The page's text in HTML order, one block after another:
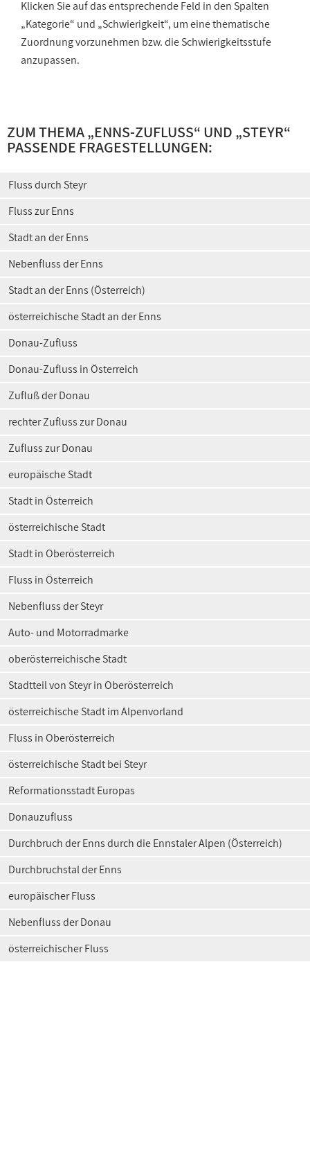
Klicken Sie auf das entsprechende Feld in den Spalten
„Kategorie“ und „Schwierigkeit“, um eine thematische
Zuordnung vorzunehmen bzw. die Schwierigkeitsstufe
anzupassen.
ZUM THEMA „ENNS-ZUFLUSS“ UND „STEYR“
PASSENDE FRAGESTELLUNGEN:
Fluss durch Steyr
Fluss zur Enns
Stadt an der Enns
Nebenfluss der Enns
Stadt an der Enns (Österreich)
österreichische Stadt an der Enns
Donau-Zufluss
Donau-Zufluss in Österreich
Zufluß der Donau
rechter Zufluss zur Donau
Zufluss zur Donau
europäische Stadt
Stadt in Österreich
österreichische Stadt
Stadt in Oberösterreich
Fluss in Österreich
Nebenfluss der Steyr
Auto- und Motorradmarke
oberösterreichische Stadt
Stadtteil von Steyr in Oberösterreich
österreichische Stadt im Alpenvorland
Fluss in Oberösterreich
österreichische Stadt bei Steyr
Reformationsstadt Europas
Donauzufluss
Durchbruch der Enns durch die Ennstaler Alpen (Österreich)
Durchbruchstal der Enns
europäischer Fluss
Nebenfluss der Donau
österreichischer Fluss